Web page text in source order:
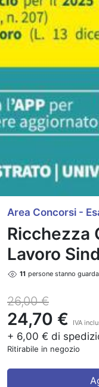
Area Concorsi -
Ricchezza
Lavoro
11 persone stanno
26,00 €
24,70 € IVA
+ 6,00 € di
Ritirabile in negozio